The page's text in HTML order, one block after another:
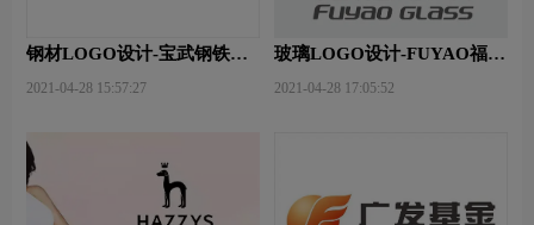
钢材LOGO设计-宝武钢铁品
2021-04-28 15:57:27
玻璃LOGO设计-FUYAO福耀
2021-04-28 17:05:52